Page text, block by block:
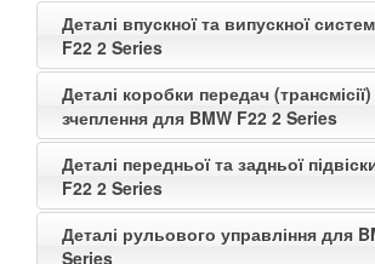
Деталі впускної та випускної
F22 2 Series
Деталі коробки передач
зчеплення для BMW F22 2 Series
Деталі передньої та задньої
F22 2 Series
Деталі рульового управління для
Series